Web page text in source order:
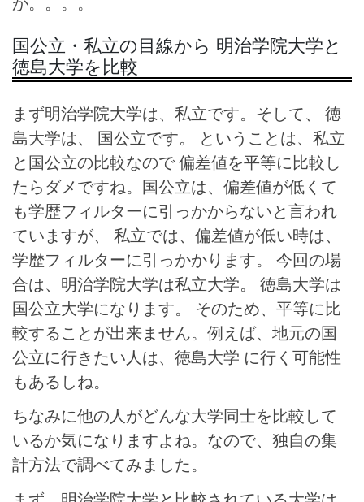
国公立・私立の目線から 明治学院大学と
徳島大学を比較
まず明治学院大学は、私立です。そして、 徳
島大学は、 国公立です。 ということは、私立
と国公立の比較なので 偏差値を平等に比較し
たらダメですね。国公立は、偏差値が低くて
も学歴フィルターに引っかからないと言われ
ていますが、 私立では、偏差値が低い時は、
学歴フィルターに引っかかります。 今回の場
合は、明治学院大学は私立大学。 徳島大学は
国公立大学になります。 そのため、平等に比
較することが出来ません。例えば、地元の国
公立に行きたい人は、徳島大学 に行く可能性
もあるしね。
ちなみに他の人がどんな大学同士を比較して
いるか気になりますよね。なので、独自の集
計方法で調べてみました。